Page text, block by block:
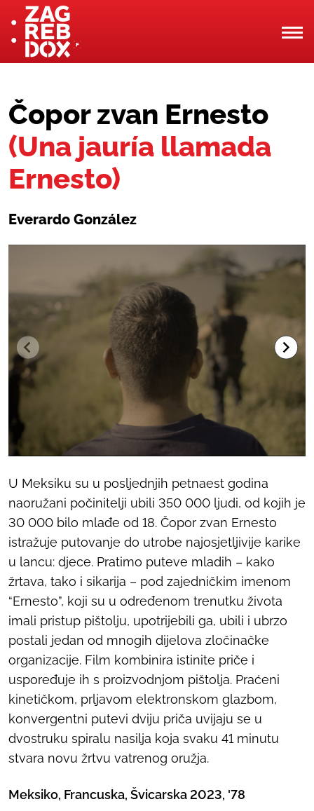
Čopor zvan Ernesto
(Una jauría llamada
Ernesto)
Everardo González
U Meksiku su u posljednjih petnaest godina
naoružani počinitelji ubili 350 000 ljudi, od kojih je
30 000 bilo mlađe od 18. Čopor zvan Ernesto
istražuje putovanje do utrobe najosjetljivije karike
u lancu: djece. Pratimo puteve mladih – kako
žrtava, tako i sikarija – pod zajedničkim imenom
“Ernesto”, koji su u određenom trenutku života
imali pristup pištolju, upotrijebili ga, ubili i ubrzo
postali jedan od mnogih dijelova zločinačke
organizacije. Film kombinira istinite priče i
uspoređuje ih s proizvodnjom pištolja. Praćeni
kinetičkom, prljavom elektronskom glazbom,
konvergentni putevi dviju priča uvijaju se u
dvostruku spiralu nasilja koja svaku 41 minutu
stvara novu žrtvu vatrenog oružja.
Meksiko, Francuska, Švicarska 2023, '78